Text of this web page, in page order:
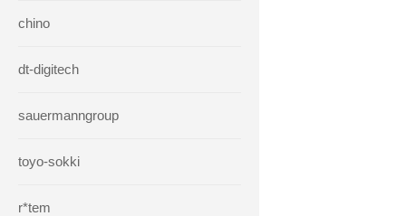
chino
dt-digitech
sauermanngroup
toyo-sokki
r*tem